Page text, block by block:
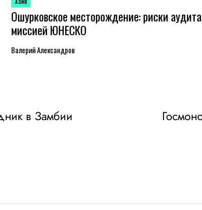
ОПУБЛИКОВАНО
В
АЗИЯ
Ошурковское месторождение: риски аудита
миссией ЮНЕСКО
Валерий Александров
в Замбии